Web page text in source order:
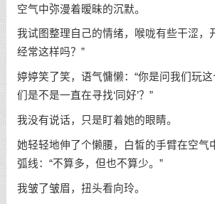
空气中弥漫着暧昧的沉默。
我试图整理自己的情绪，喉咙有些干涩
经常这样吗？”
婷婷笑了笑，语气慵懒：“你是问我们玩
们是不是一直在寻找‘同好’？”
我没有说话，只是盯着她的眼睛。
她轻轻地伸了个懒腰，白皙的手臂在空气
弧线：“不算多，但也不算少。”
我皱了皱眉，扭头看向玲。